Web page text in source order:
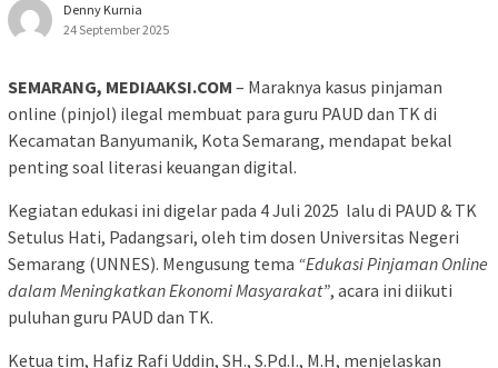
Denny Kurnia
24 September 2025
SEMARANG, MEDIAAKSI.COM – Maraknya kasus pinjaman
online (pinjol) ilegal membuat para guru PAUD dan TK di
Kecamatan Banyumanik, Kota Semarang, mendapat bekal
penting soal literasi keuangan digital.
Kegiatan edukasi ini digelar pada 4 Juli 2025 lalu di PAUD & TK
Setulus Hati, Padangsari, oleh tim dosen Universitas Negeri
Semarang (UNNES). Mengusung tema “Edukasi Pinjaman Online
dalam Meningkatkan Ekonomi Masyarakat”, acara ini diikuti
puluhan guru PAUD dan TK.
Ketua tim, Hafiz Rafi Uddin, SH., S.Pd.I., M.H, menjelaskan